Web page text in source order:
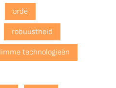
orde
robuustheid
technologieën